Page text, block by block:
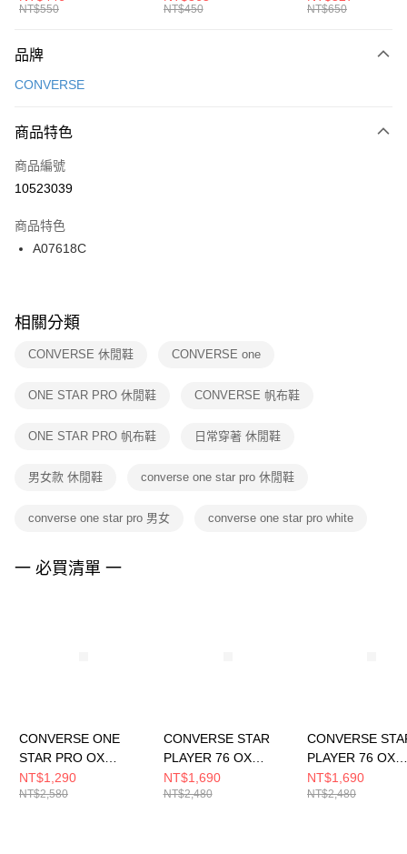
元大商業銀行
台灣樂天信用卡公司
AFTEE先享後付
【關於「AFTEE先享後付」】
便利好安心！
３．安心：先確認商品／服務後，再付款。
【「AFTEE先享後付」結帳流程】
１．於結帳方式選擇「AFTEE先享後付」後，將跳轉至「AFTEE先享後付」
２．訂單成立數日內，您將收到繳費通知簡訊。
３．收到繳費通知簡訊後14天內，點擊此簡訊中的連結，可透過四大超商／
ATM／網路銀行／等多元方式進行付款，方視為交易完成。
※ 交易是否成功請以「AFTEE先享後付 」之結帳頁面顯示為準，若有關於
是否繳費成功／繳費後需取消欲退款等相關疑問，請聯繫「AFTEE先享後付
客戶支援中心」 https://netprotections.freshdesk.com/support/home
１．透過由恩沛科技股份有限公司提供之「AFTEE先享後付」服務完成之交
權轉讓予恩沛科技股份有限公司。
３．未成年的使用者請事先徵得法定代理人或監護人之同意方可使用
任。
請求用戶進行身份認證。
５．嚴禁一人註冊多個帳號或使用他人資訊註冊。若發現惡意使用之情形，
運送方式
每筆NT$100，滿NT$1,500(含以上)免運費
宅配
每筆NT$100，滿NT$1,500(含以上)免運費
付款後門市自取
每筆NT$100，滿NT$1,500(含以上)免運費
NT$550
FZ3073133
NT$450 NT$650
品牌
CONVERSE
商品特色
商品編號
10523039
商品特色
A07618C
相關分類
CONVERSE 休閒鞋 CONVERSE one
ONE STAR PRO 休閒鞋 CONVERSE 帆布鞋
ONE STAR PRO 帆布鞋 日常穿著 休閒鞋
男女款 休閒鞋 converse one star pro 休閒鞋
converse one star pro 男女 converse one star pro white
一 必買清單 一
CONVERSE ONE
STAR PRO OX
EGRET/WHITE/BLAC
K 男女 休閒鞋
NT$1,290
NT$2,580
CONVERSE STAR
PLAYER 76 OX
BLACK/VINTAGE
WHITE 男女 休閒鞋
NT$1,690
NT$2,480
CONVERSE
PLAYER 76 OX
VINTAGE
WHITE/BLACK
NT$1,690
NT$2,480